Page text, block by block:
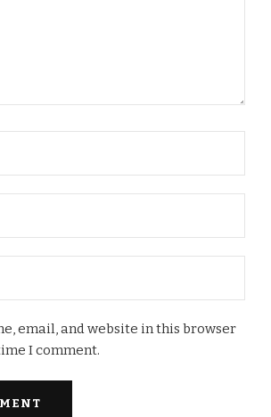
email, and website in this browser
I comment.